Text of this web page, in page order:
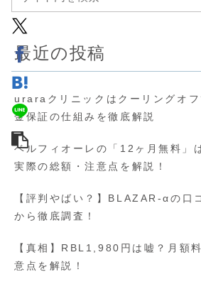
最近の投稿
uraraクリニックはクーリングオフ
金保証の仕組みを徹底解説
ベルフィオーレの「12ヶ月無料」
実際の総額・注意点を解説！
【評判やばい？】BLAZAR-αの口
から徹底調査！
【真相】RBL1,980円は嘘？月額
意点を解説！